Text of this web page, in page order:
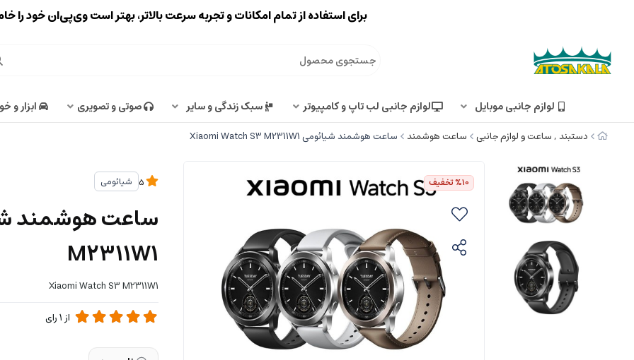
برای استفاده از تمام امکانات و تجربه سرعت بالاتر، بهتر است وی‌پی‌ان خود را
لوازم جانبی موبایل لوازم جانبی لب تاپ و کامپیوتر سبک زندگی و سایر صوتی و تصویری ابزار و
دستبند , ساعت و لوازم جانبی ساعت هوشمند ساعت هوشمند شیائومی Xiaomi Watch S3 M2311W1
%10تخفیف شیائومی
M2311W1
Xiaomi Watch S3 M2311W1
از1رای